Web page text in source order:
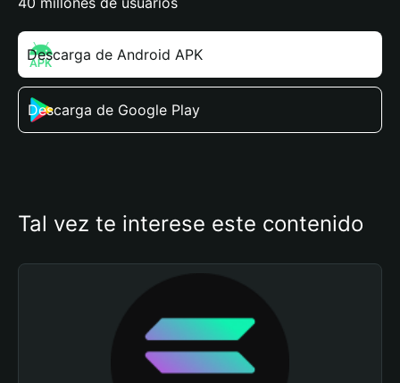
Descarga de Android APK
Descarga de Google Play
Tal vez te interese este contenido